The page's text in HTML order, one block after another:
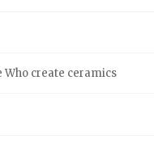
Who create ceramics